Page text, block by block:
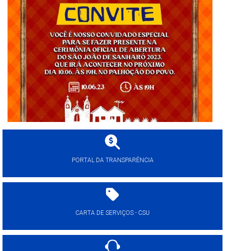
PORTAL DA TRANSPARÊNCIA
CARTA DE SERVIÇOS - CSU